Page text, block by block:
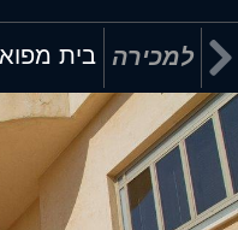
תוכן
מרכזי,
באפשרותך
ללחוץ
אנטר
כדי
לדלג
לאזור
 למכירה בית